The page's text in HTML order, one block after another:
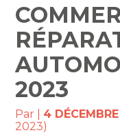
2023
Par 4
2023)